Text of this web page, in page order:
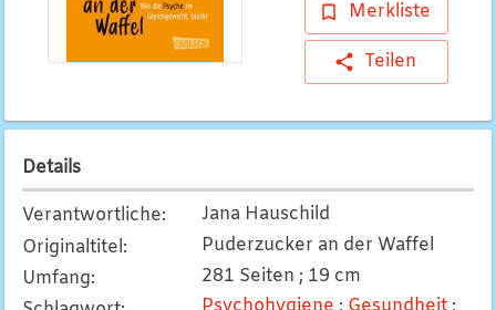
Merkliste
Teilen
Details
Verantwortliche:
Jana Hauschild
Originaltitel:
Puderzucker an der Waffel
Umfang:
281 Seiten ; 19 cm